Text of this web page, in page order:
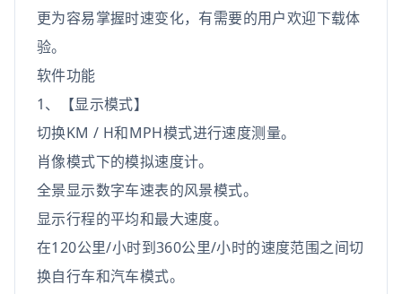
更为容易掌握时速变化，有需要的用户欢迎下载体
验。
软件功能
1、【显示模式】
切换KM / H和MPH模式进行速度测量。
肖像模式下的模拟速度计。
全景显示数字车速表的风景模式。
显示行程的平均和最大速度。
在120公里/小时到360公里/小时的速度范围之间切
换自行车和汽车模式。